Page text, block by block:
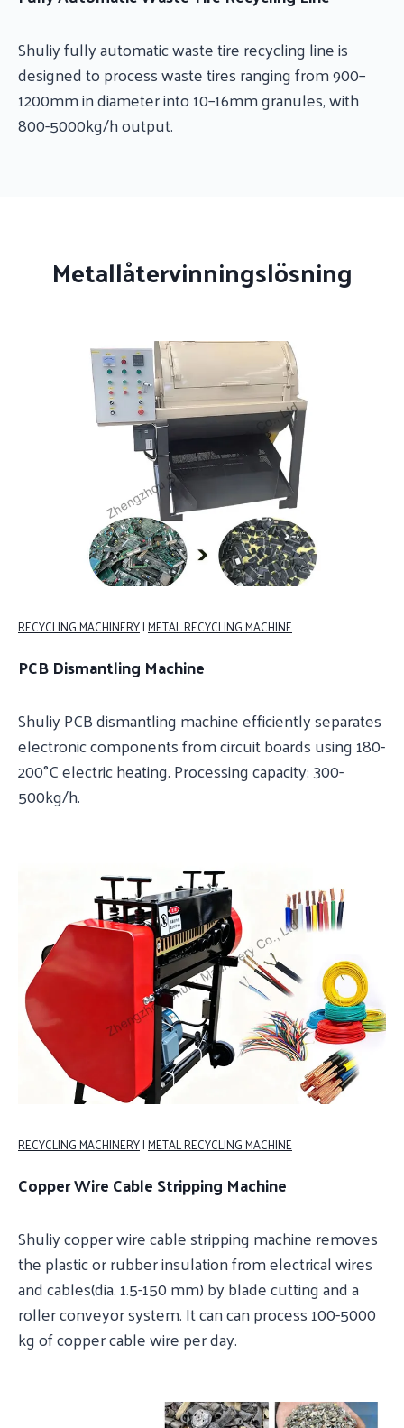
Shuliy fully automatic waste tire recycling line is
designed to process waste tires ranging from 900–
1200mm in diameter into 10–16mm granules, with
800-5000kg/h output.
Metallåtervinningslösning
RECYCLING MACHINERY|METAL RECYCLING MACHINE
PCB Dismantling Machine
Shuliy PCB dismantling machine efficiently separates
electronic components from circuit boards using 180-
200°C electric heating. Processing capacity: 300-
500kg/h.
RECYCLING MACHINERY|METAL RECYCLING MACHINE
Copper Wire Cable Stripping Machine
Shuliy copper wire cable stripping machine removes
the plastic or rubber insulation from electrical wires
and cables(dia. 1.5-150 mm) by blade cutting and a
roller conveyor system. It can can process 100-5000
kg of copper cable wire per day.